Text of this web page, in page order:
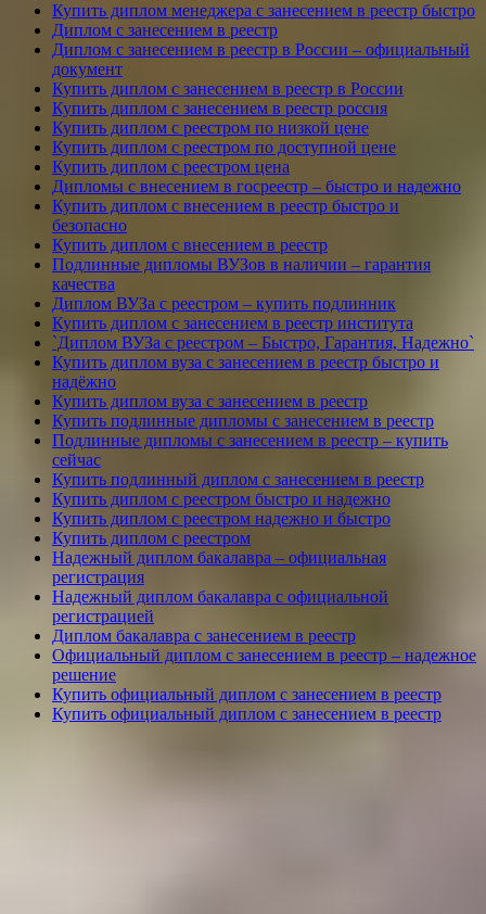
Купить диплом менеджера с занесением в реестр быстро
Диплом с занесением в реестр
Диплом с занесением в реестр в России – официальный
документ
Купить диплом с занесением в реестр в России
Купить диплом с занесением в реестр россия
Купить диплом с реестром по низкой цене
Купить диплом с реестром по доступной цене
Купить диплом с реестром цена
Дипломы с внесением в госреестр – быстро и надежно
Купить диплом с внесением в реестр быстро и
безопасно
Купить диплом с внесением в реестр
Подлинные дипломы ВУЗов в наличии – гарантия
качества
Диплом ВУЗа с реестром – купить подлинник
Купить диплом с занесением в реестр института
`Диплом ВУЗа с реестром – Быстро, Гарантия, Надежно`
Купить диплом вуза с занесением в реестр быстро и
надёжно
Купить диплом вуза с занесением в реестр
Купить подлинные дипломы с занесением в реестр
Подлинные дипломы с занесением в реестр – купить
сейчас
Купить подлинный диплом с занесением в реестр
Купить диплом с реестром быстро и надежно
Купить диплом с реестром надежно и быстро
Купить диплом с реестром
Надежный диплом бакалавра – официальная
регистрация
Надежный диплом бакалавра с официальной
регистрацией
Диплом бакалавра с занесением в реестр
Официальный диплом с занесением в реестр – надежное
решение
Купить официальный диплом с занесением в реестр
Купить официальный диплом с занесением в реестр